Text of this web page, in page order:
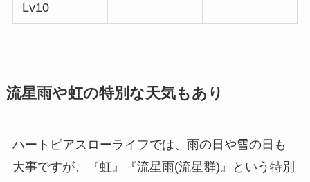
Lv10
流星雨や虹の特別な天気もあり
ハートピアスローライフでは、雨の日や雪の日も
大事ですが、『虹』『流星雨(流星群)』という特別